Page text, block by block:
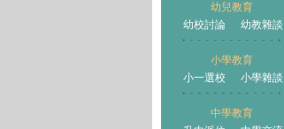
幼兒教育
幼校討論
幼教雜談
小學教育
小一選校
小學雜談
中學教育